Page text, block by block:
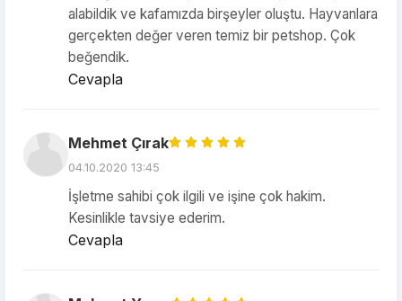
alabildik ve kafamızda birşeyler oluştu. Hayvanlara
gerçekten değer veren temiz bir petshop. Çok
beğendik.
Cevapla
Mehmet Çırak
04.10.2020 13:45
İşletme sahibi çok ilgili ve işine çok hakim.
Kesinlikle tavsiye ederim.
Cevapla